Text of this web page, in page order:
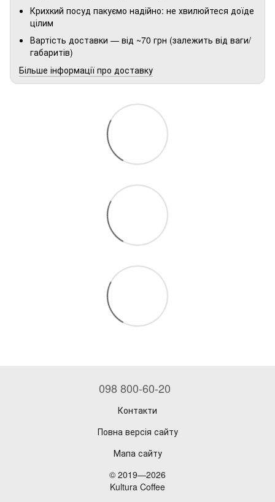
Крихкий посуд пакуємо надійно: не хвилюйтеся доїде
цілим
Вартість доставки — від ~70 грн (залежить від ваги/
габаритів)
Більше інформації про доставку
098 800-60-20
Контакти
Повна версія сайту
Мапа сайту
© 2019—2026
Kultura Coffee